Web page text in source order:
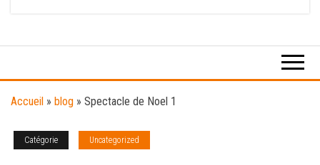
Accueil » blog » Spectacle de Noel 1
Catégorie Uncategorized